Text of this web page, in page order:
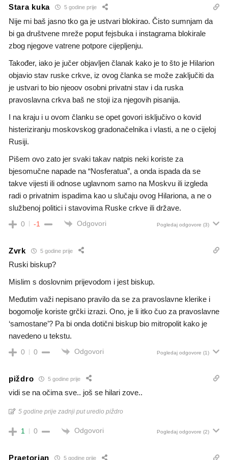
Stara kuka 5 godine prije
Nije mi baš jasno tko ga je ustvari blokirao. Čisto sumnjam da
bi ga društvene mreže poput fejsbuka i instagrama blokirale
zbog njegove vatrene potpore cijepljenju.
Također, iako je jučer objavljen članak kako je to što je Hilarion
objavio stav ruske crkve, iz ovog članka se može zaključiti da
je ustvari to bio njeoov osobni privatni stav i da ruska
pravoslavna crkva baš ne stoji iza njegovih pisanija.
I na kraju i u ovom članku se opet govori isključivo o kovid
histeriziranju moskovskog gradonačelnika i vlasti, a ne o cijeloj
Rusiji.
Pišem ovo zato jer svaki takav natpis neki koriste za
bjesomučne napade na “Nosferatua”, a onda ispada da se
takve vijesti ili odnose uglavnom samo na Moskvu ili izgleda
radi o privatnim ispadima kao u slučaju ovog Hilariona, a ne o
službenoj politici i stavovima Ruske crkve ili države.
0 -1 Odgovori Pogledaj odgovore (3)
Zvrk 5 godine prije
Ruski biskup?
Mislim s doslovnim prijevodom i jest biskup.
Međutim važi nepisano pravilo da se za pravoslavne klerike i
bogomolje koriste grčki izrazi. Ono, je li itko čuo za pravoslavne
‘samostane’? Pa bi onda dotični biskup bio mitropolit kako je
navedeno u tekstu.
0 0 Odgovori Pogledaj odgovore (1)
piždro 5 godine prije
vidi se na očima sve.. još se hilari zove..
5 godine prije zadnji put uredio piždro
1 0 Odgovori Pogledaj odgovore (2)
Praetorian 5 godine prije